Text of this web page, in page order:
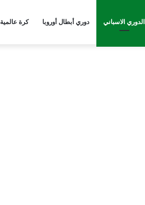
الدوري الاسباني دوري أبطال أوروبا كرة عالمية